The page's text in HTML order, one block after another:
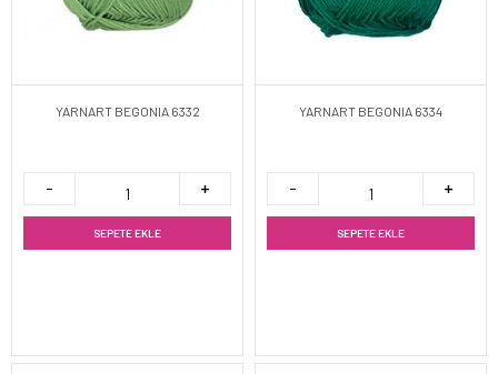
YARNART BEGONIA 6332
SEPETE EKLE
YARNART BEGONIA 6334
SEPETE EKLE